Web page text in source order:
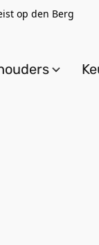
op den Berg